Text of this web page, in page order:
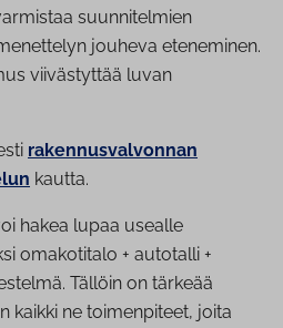
suunnitelmien
jouheva eteneminen.
viivästyttää luvan
rakennusvalvonnan
kautta.
hakea lupaa usealle
omakotitalo + autotalli +
Tällöin on tärkeää
kaikki ne toimenpiteet, joita